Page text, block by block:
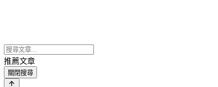
推薦文章
關閉搜尋